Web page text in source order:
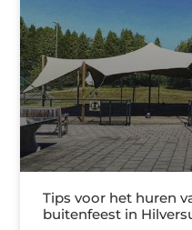
Tips voor het huren
buitenfeest in